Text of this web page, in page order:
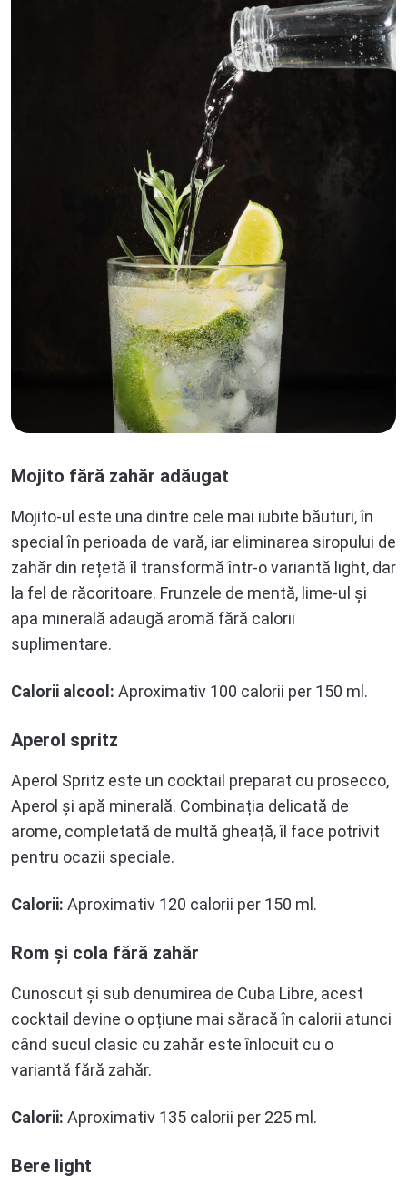
Mojito fără zahăr adăugat
Mojito-ul este una dintre cele mai iubite băuturi, în
special în perioada de vară, iar eliminarea siropului de
zahăr din rețetă îl transformă într-o variantă light, dar
la fel de răcoritoare. Frunzele de mentă, lime-ul și
apa minerală adaugă aromă fără calorii
suplimentare.
Calorii alcool: Aproximativ 100 calorii per 150 ml.
Aperol spritz
Aperol Spritz este un cocktail preparat cu prosecco,
Aperol și apă minerală. Combinația delicată de
arome, completată de multă gheață, îl face potrivit
pentru ocazii speciale.
Calorii: Aproximativ 120 calorii per 150 ml.
Rom și cola fără zahăr
Cunoscut și sub denumirea de Cuba Libre, acest
cocktail devine o opțiune mai săracă în calorii atunci
când sucul clasic cu zahăr este înlocuit cu o
variantă fără zahăr.
Calorii: Aproximativ 135 calorii per 225 ml.
Bere light